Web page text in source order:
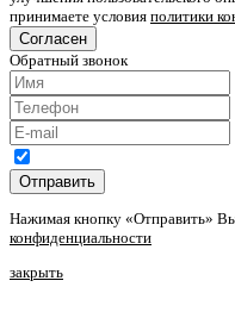
принимаете условия политики
Согласен
Обратный звонок
Отправить
Нажимая кнопку «Отправить»
конфиденциальности
закрыть